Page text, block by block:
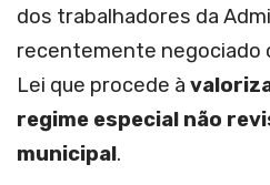
dos trabalhadores da
recentemente negociado
Lei que procede à
regime especial não
municipal.